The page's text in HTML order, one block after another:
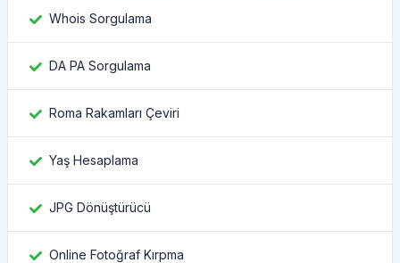
Whois Sorgulama
DA PA Sorgulama
Roma Rakamları Çeviri
Yaş Hesaplama
JPG Dönüştürücü
Online Fotoğraf Kırpma